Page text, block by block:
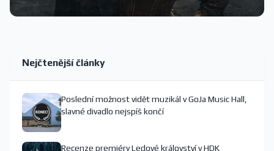
Nejčtenější články
Poslední možnost vidět muzikál v GoJa Music Hall,
slavné divadlo nejspíš končí
Recenze premiéry Ledové království v HDK